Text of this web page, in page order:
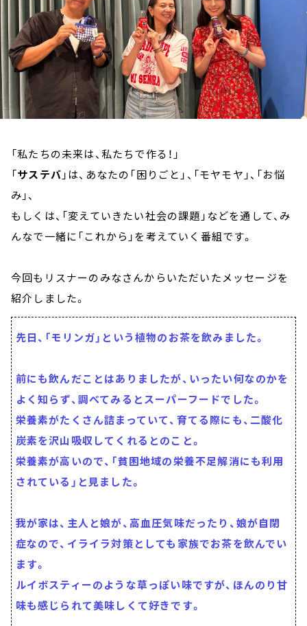
「私たちの未来は、私たちで作る！」
「サステバ 」は、あなたの「困りごと」、「モヤモヤ」、「お悩
み」、
もしくは、「変えていきたい社会の課題」などを通して、み
んなで一緒に「これから」を考えていく番組です。
今回もリスナーのみなさんからいただいたメッセージを
紹介しました。
先日、「モリンガ」という植物のお茶を飲みました。
前にも飲んだことはありましたが、いったい何なのかを
よく知らず、調べてみるとスーパーフードでした。
栄養素がたくさん詰まっていて、育てる際にも、二酸化
炭素を沢山吸収してくれるとのこと。
栄養素が高いので、「貧困地域の栄養不足解消にも利用
されている」と見ました。
我が家は、主人と娘が、高血圧気味だったり、娘が自閉
症なので、イライラ対策としても家族でお茶を飲んでい
ます。
ルイボスティーのような草っぽい味ですが、ほんのり甘
味も感じられて美味しくて好きです。